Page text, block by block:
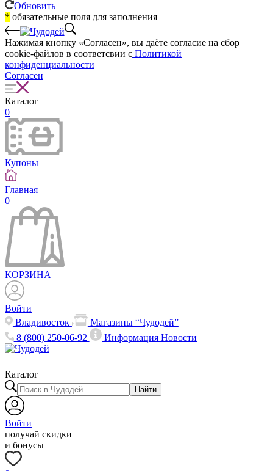
Обновить
* обязательные поля для заполнения
Нажимая кнопку «Согласен», вы даёте cогласие на сбор
cookie-файлов в соответсвии с Политикой
конфиденциальности
Согласен
Каталог
0
Купоны
Главная
0
КОРЗИНА
Войти
Владивосток
Магазины “Чудодей”
8 (800) 250-06-92
ИнформацияНовости
Каталог
Найти
Войти
получай скидки
и бонусы